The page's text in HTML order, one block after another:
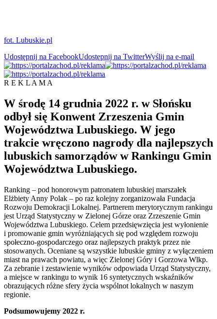
fot. Lubuskie.pl
Udostępnij na FacebookUdostępnij na TwitterWyślij na e-mail
R E K L A M A
W środę 14 grudnia 2022 r. w Słońsku
odbył się Konwent Zrzeszenia Gmin
Województwa Lubuskiego. W jego
trakcie wręczono nagrody dla najlepszych
lubuskich samorządów w Rankingu Gmin
Województwa Lubuskiego.
Ranking – pod honorowym patronatem lubuskiej marszałek
Elżbiety Anny Polak – po raz kolejny zorganizowała Fundacja
Rozwoju Demokracji Lokalnej. Partnerem merytorycznym rankingu
jest Urząd Statystyczny w Zielonej Górze oraz Zrzeszenie Gmin
Województwa Lubuskiego. Celem przedsięwzięcia jest wyłonienie
i promowanie gmin wyróżniających się pod względem rozwoju
społeczno-gospodarczego oraz najlepszych praktyk przez nie
stosowanych. Oceniane są wszystkie lubuskie gminy z wyłączeniem
miast na prawach powiatu, a więc Zielonej Góry i Gorzowa Wlkp.
Za zebranie i zestawienie wyników odpowiada Urząd Statystyczny,
a miejsce w rankingu to wynik 16 syntetycznych wskaźników
obrazujących różne sfery życia wspólnot lokalnych w naszym
regionie.
Podsumowujemy 2022 r.